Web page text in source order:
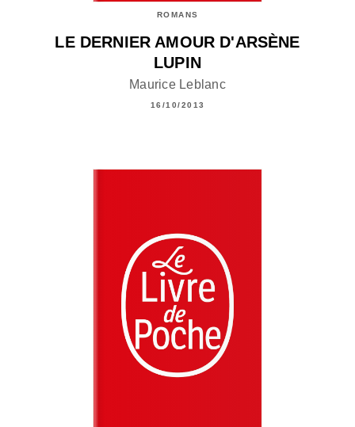
ROMANS
LE DERNIER AMOUR D'ARSÈNE
LUPIN
Maurice Leblanc
16/10/2013